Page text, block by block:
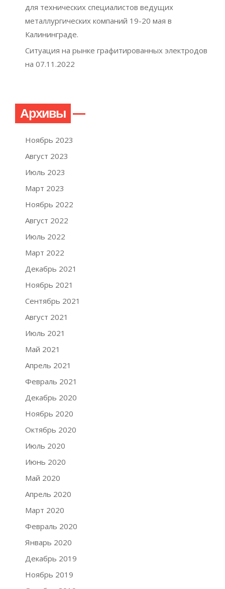
для технических специалистов ведущих
металлургических компаний 19-20 мая в
Калининграде.
Ситуация на рынке графитированных электродов
на 07.11.2022
Архивы
Ноябрь 2023
Август 2023
Июль 2023
Март 2023
Ноябрь 2022
Август 2022
Июль 2022
Март 2022
Декабрь 2021
Ноябрь 2021
Сентябрь 2021
Август 2021
Июль 2021
Май 2021
Апрель 2021
Февраль 2021
Декабрь 2020
Ноябрь 2020
Октябрь 2020
Июль 2020
Июнь 2020
Май 2020
Апрель 2020
Март 2020
Февраль 2020
Январь 2020
Декабрь 2019
Ноябрь 2019